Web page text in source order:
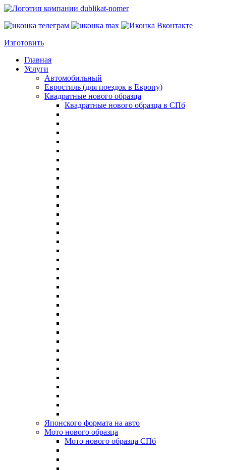
Изготовить
Главная
Услуги
Автомобильный
Евростиль (для поездок в Европу)
Квадратные нового образца
Квадратные нового образца в СПб
Японского формата на авто
Мото нового образца
Мото нового образца СПб